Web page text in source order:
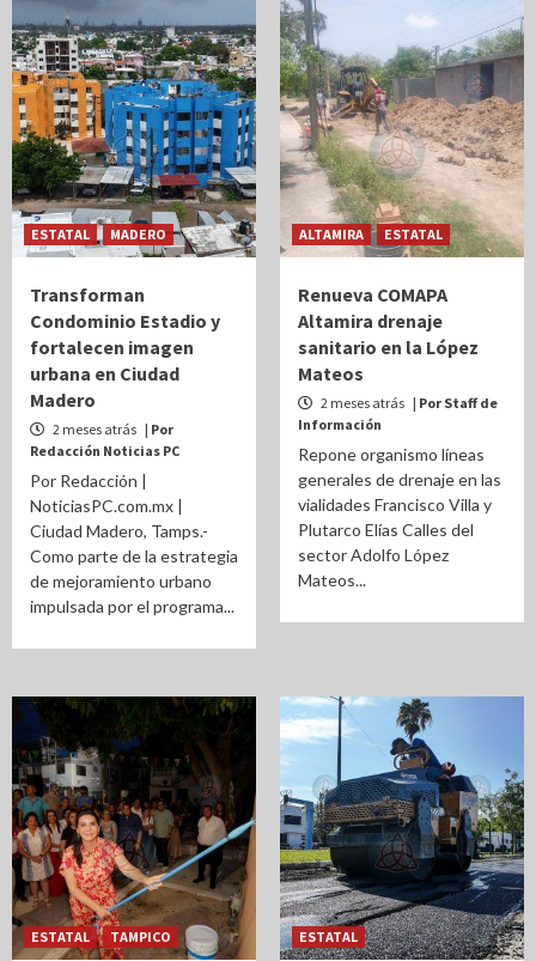
ESTATAL MADERO
Transforman
Condominio Estadio y
fortalecen imagen
urbana en Ciudad
Madero
2 meses atrás | Por
Redacción Noticias PC
Por Redacción |
NoticiasPC.com.mx |
Ciudad Madero, Tamps.-
Como parte de la estrategia
de mejoramiento urbano
impulsada por el programa...
ALTAMIRA ESTATAL
Renueva COMAPA
Altamira drenaje
sanitario en la López
Mateos
2 meses atrás | Por Staff de
Información
Repone organismo líneas
generales de drenaje en las
vialidades Francisco Villa y
Plutarco Elías Calles del
sector Adolfo López
Mateos...
ESTATAL TAMPICO ESTATAL